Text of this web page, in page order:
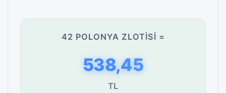
42 POLONYA ZLOTISI =
538,45
TL